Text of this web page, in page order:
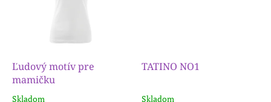
Ľudový motív pre
mamičku
Skladom
TATINO NO1
Skladom